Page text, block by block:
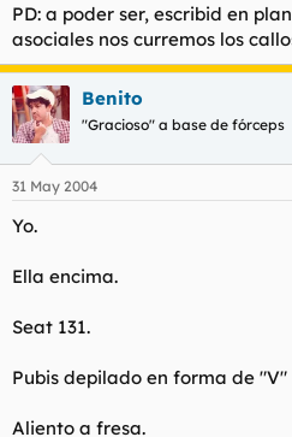
PD: a poder ser, escribid en
asociales nos curremos los
Benito
"Gracioso" a base de fórceps
31 May 2004
Yo.
Ella encima.
Seat 131.
Pubis depilado en forma de "V"
Aliento a fresa.